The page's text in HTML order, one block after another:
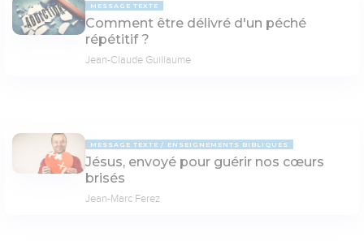
MESSAGE TEXTE
Comment être délivré d'un péché
répétitif ?
Jean-Claude Guillaume
MESSAGE TEXTE ENSEIGNEMENTS BIBLIQUES
Jésus, envoyé pour guérir nos cœurs
brisés
Jean-Marc Ferez